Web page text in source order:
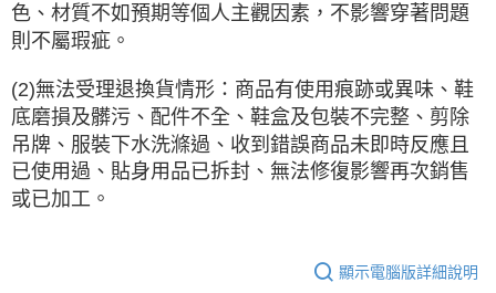
色、材質不如預期等個人主觀因素，不影響穿著問題
則不屬瑕疵。
(2)無法受理退換貨情形：商品有使用痕跡或異味、鞋
底磨損及髒污、配件不全、鞋盒及包裝不完整、剪除
吊牌、服裝下水洗滌過、收到錯誤商品未即時反應且
已使用過、貼身用品已拆封、無法修復影響再次銷售
或已加工。
顯示電腦版詳細說明